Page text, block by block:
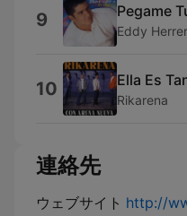
9 Pegame
Eddy
10 Ella Es
Rikarena
連絡先
ウェブサイト http://